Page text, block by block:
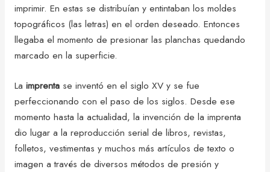
imprimir. En estas se distribuían y entintaban los moldes
topográficos (las letras) en el orden deseado. Entonces
llegaba el momento de presionar las planchas quedando
marcado en la superficie.
La imprenta se inventó en el siglo XV y se fue
perfeccionando con el paso de los siglos. Desde ese
momento hasta la actualidad, la invención de la imprenta
dio lugar a la reproducción serial de libros, revistas,
folletos, vestimentas y muchos más artículos de texto o
imagen a través de diversos métodos de presión y